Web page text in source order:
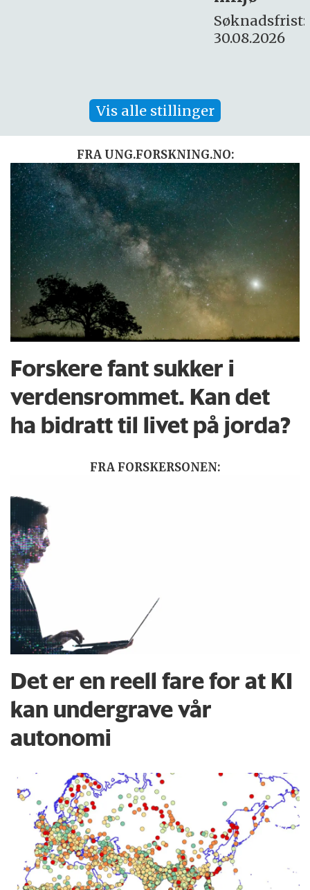
Vis alle stillinger
FRA UNG.FORSKNING.NO:
Forskere fant sukker i
verdensrommet. Kan det
ha bidratt til livet på jorda?
FRA FORSKERSONEN:
Det er en reell fare for at KI
kan undergrave vår
autonomi